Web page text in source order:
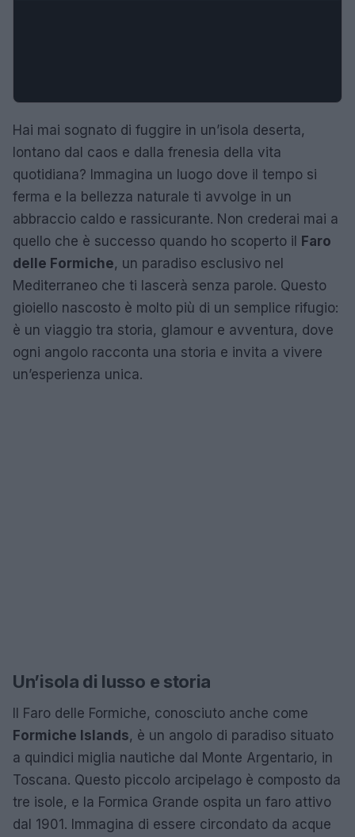
Hai mai sognato di fuggire in un’isola deserta,
lontano dal caos e dalla frenesia della vita
quotidiana? Immagina un luogo dove il tempo si
ferma e la bellezza naturale ti avvolge in un
abbraccio caldo e rassicurante. Non crederai mai a
quello che è successo quando ho scoperto il Faro
delle Formiche, un paradiso esclusivo nel
Mediterraneo che ti lascerà senza parole. Questo
gioiello nascosto è molto più di un semplice rifugio:
è un viaggio tra storia, glamour e avventura, dove
ogni angolo racconta una storia e invita a vivere
un’esperienza unica.
Un’isola di lusso e storia
Il Faro delle Formiche, conosciuto anche come
Formiche Islands, è un angolo di paradiso situato
a quindici miglia nautiche dal Monte Argentario, in
Toscana. Questo piccolo arcipelago è composto da
tre isole, e la Formica Grande ospita un faro attivo
dal 1901. Immagina di essere circondato da acque